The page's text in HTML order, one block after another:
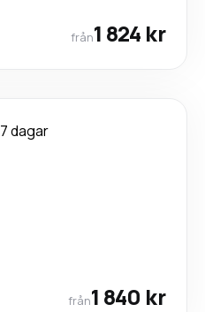
från1 824 kr
7 dagar
från1 840 kr